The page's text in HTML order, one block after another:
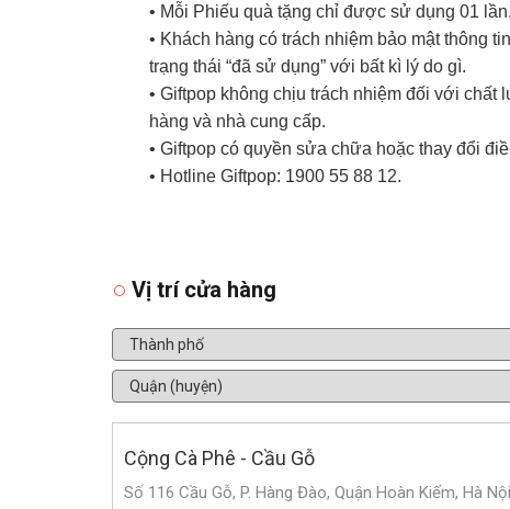
• Mỗi Phiếu quà tặng chỉ được sử dụng 01 lần.
• Khách hàng có trách nhiệm bảo mật thông
trạng thái “đã sử dụng” với bất kì lý do gì.
• Giftpop không chịu trách nhiệm đối với
hàng và nhà cung cấp.
• Giftpop có quyền sửa chữa hoặc thay đổi
• Hotline Giftpop: 1900 55 88 12.
Vị trí cửa hàng
Cộng Cà Phê - Cầu Gỗ
Số 116 Cầu Gỗ, P. Hàng Đào, Quận Hoàn Kiếm, Hà Nội